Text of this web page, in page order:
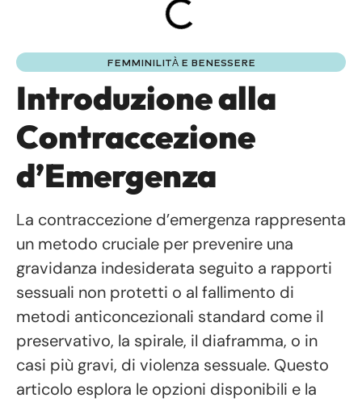
FEMMINILITÀ E BENESSERE
Introduzione alla
Contraccezione
d’Emergenza
La contraccezione d’emergenza rappresenta
un metodo cruciale per prevenire una
gravidanza indesiderata seguito a rapporti
sessuali non protetti o al fallimento di
metodi anticoncezionali standard come il
preservativo, la spirale, il diaframma, o in
casi più gravi, di violenza sessuale. Questo
articolo esplora le opzioni disponibili e la